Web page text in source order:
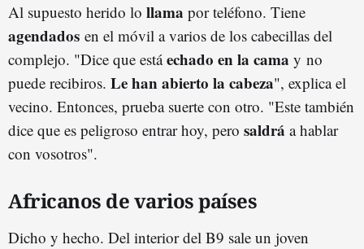
Al supuesto herido lo llama por teléfono. Tiene
agendados en el móvil a varios de los cabecillas del
complejo. "Dice que estáechado en la cama y no
puede recibiros. Le han abierto la cabeza", explica el
vecino. Entonces, prueba suerte con otro. "Este también
dice que es peligroso entrar hoy, pero saldrá a hablar
con vosotros".
Africanos de varios países
Dicho y hecho. Del interior del B9 sale un joven